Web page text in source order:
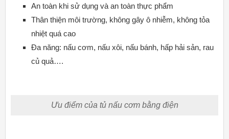
An toàn khi sử dụng và an toàn thực phẩm
Thân thiện môi trường, không gây ô nhiễm, không tỏa
nhiệt quá cao
Đa năng: nấu cơm, nấu xôi, nấu bánh, hấp hải sản, rau
củ quả….
Ưu điểm của tủ nấu cơm bằng điện